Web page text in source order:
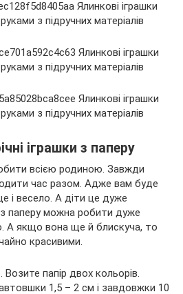
іграшки з паперу
всією родиною. Завжди
час разом. Адже вам буде
і весело. А діти це дуже
паперу можна робити дуже
А якщо вона ще й блискуча, то
красивими.
папір двох кольорів.
1,5 – 2 см і завдовжки 10